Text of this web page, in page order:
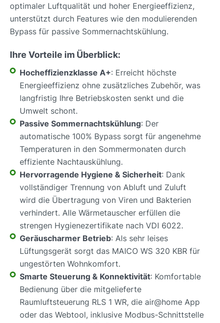
optimaler Luftqualität und hoher Energieeffizienz,
unterstützt durch Features wie den modulierenden
Bypass für passive Sommernachtskühlung.
Ihre Vorteile im Überblick:
Hocheffizienzklasse A+: Erreicht höchste
Energieeffizienz ohne zusätzliches Zubehör, was
langfristig Ihre Betriebskosten senkt und die
Umwelt schont.
Passive Sommernachtskühlung: Der
automatische 100% Bypass sorgt für angenehme
Temperaturen in den Sommermonaten durch
effiziente Nachtauskühlung.
Hervorragende Hygiene & Sicherheit: Dank
vollständiger Trennung von Abluft und Zuluft
wird die Übertragung von Viren und Bakterien
verhindert. Alle Wärmetauscher erfüllen die
strengen Hygienezertifikate nach VDI 6022.
Geräuscharmer Betrieb: Als sehr leises
Lüftungsgerät sorgt das MAICO WS 320 KBR für
ungestörten Wohnkomfort.
Smarte Steuerung & Konnektivität: Komfortable
Bedienung über die mitgelieferte
Raumluftsteuerung RLS 1 WR, die air@home App
oder das Webtool, inklusive Modbus-Schnittstelle